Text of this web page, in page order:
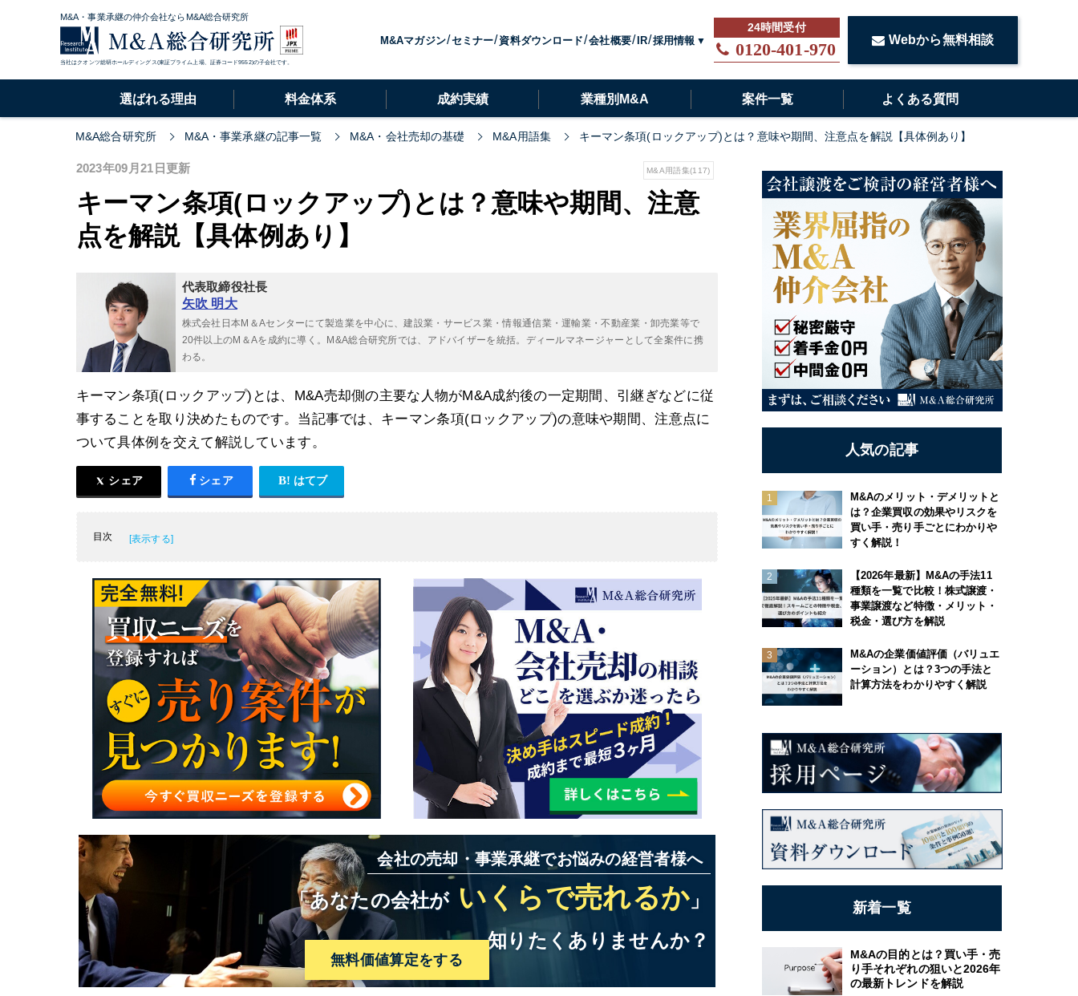
M&A・事業承継の仲介会社ならM&A総合研究所
当社はクオンツ総研ホールディングス(東証プライム上場、証券コード9552)の子会社です。
M&Aマガジン セミナー 資料ダウンロード 会社概要 IR 採用情報 0120-401-970 Webから無料相談
選ばれる理由 料金体系 成約実績 業種別M&A 案件一覧 よくある質問
M&A総合研究所 M&A・事業承継の記事一覧 M&A・会社売却の基礎 M&A用語集 キーマン条項(ロックアップ)とは？意味や期間、注意点を解説【具体例あり】
2023年09月21日更新 M&A用語集(117)
キーマン条項(ロックアップ)とは？意味や期間、注意
点を解説【具体例あり】
代表取締役社長
矢吹 明大
株式会社日本M＆Aセンターにて製造業を中心に、建設業・サービス業・情報通信業・運輸業・不動産業・卸売業等で
20件以上のM＆Aを成約に導く。M&A総合研究所では、アドバイザーを統括。ディールマネージャーとして全案件に携
わる。
キーマン条項(ロックアップ)とは、M&A売却側の主要な人物がM&A成約後の一定期間、引継ぎなどに従
事することを取り決めたものです。当記事では、キーマン条項(ロックアップ)の意味や期間、注意点に
ついて具体例を交えて解説しています。
シェア シェア はてブ
目次
キーマン条項(ロックアップ)の意味
キーマン条項(ロックアップ)の期間
キーマン条項(ロックアップ)の注意点
キーマン条項(ロックアップ)の具体例
まとめ
会社の売却・事業承継でお悩みの経営者様へ
「あなたの会社が いくらで売れるか 」
知りたくありませんか？
無料価値算定をする
人気の記事
M&Aのメリット・デメリットと
は？企業買収の効果やリスクを
買い手・売り手ごとにわかりや
すく解説！
【2026年最新】M&Aの手法11
種類を一覧で比較！株式譲渡・
事業譲渡など特徴・メリット・
税金・選び方を解説
M&Aの企業価値評価（バリュエ
ーション）とは？3つの手法と
計算方法をわかりやすく解説
新着一覧
M&Aの目的とは？買い手・売
り手それぞれの狙いと2026年
の最新トレンドを解説